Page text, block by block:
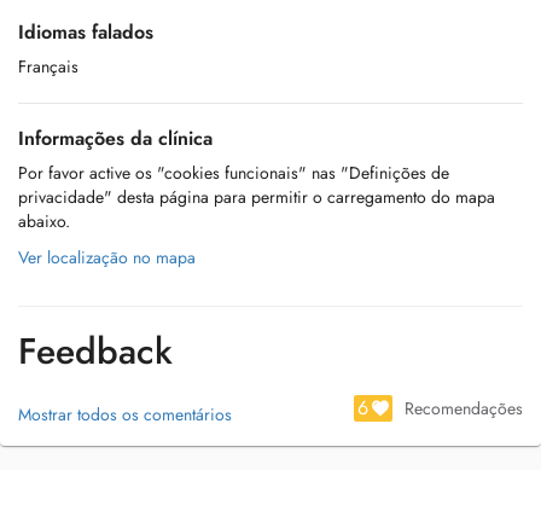
Idiomas falados
Français
Informações da clínica
Por favor active os "cookies funcionais" nas "Definições de
privacidade" desta página para permitir o carregamento do mapa
abaixo.
Ver localização no mapa
Feedback
Mostrar todos os comentários 6 Recomendações